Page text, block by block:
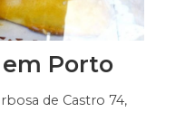
Porto
de Castro 74,